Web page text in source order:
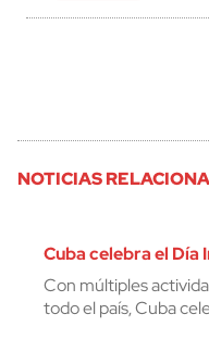
NOTICIAS
Cuba celebra el
Con múltiples
todo el país, Cuba